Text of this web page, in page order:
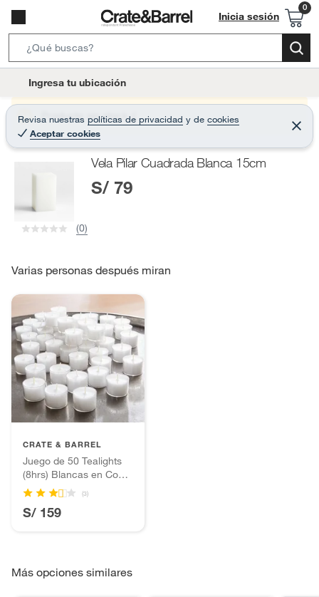
Inicia sesión
e
r
c
B
t
o
Ingresa tu ubicación
Revisa nuestras políticas de privacidad y de cookies
Aceptar cookies
C
e
r
Producto sin stock :(
Vela Pilar Cuadrada Blanca 15cm
S/ 79
(0)
Varias personas después miran
CRATE & BARREL
Juego de 50 Tealights
(8hrs) Blancas en Copa
Transparente
(3)
S/ 159
Más opciones similares